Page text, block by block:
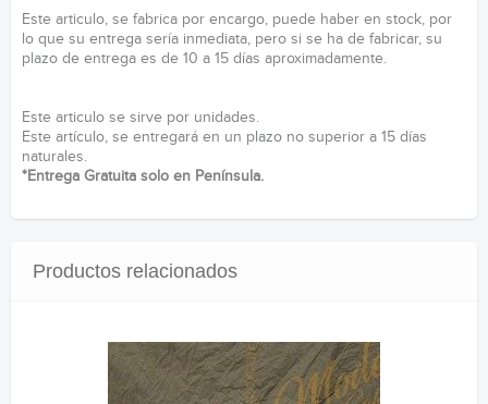
Este articulo, se fabrica por encargo, puede haber en stock, por
lo que su entrega sería inmediata, pero si se ha de fabricar, su
plazo de entrega es de 10 a 15 días aproximadamente.
Este articulo se sirve por unidades.
Este artículo, se entregará en un plazo no superior a 15 días
naturales.
*Entrega Gratuita solo en Península.
Productos relacionados